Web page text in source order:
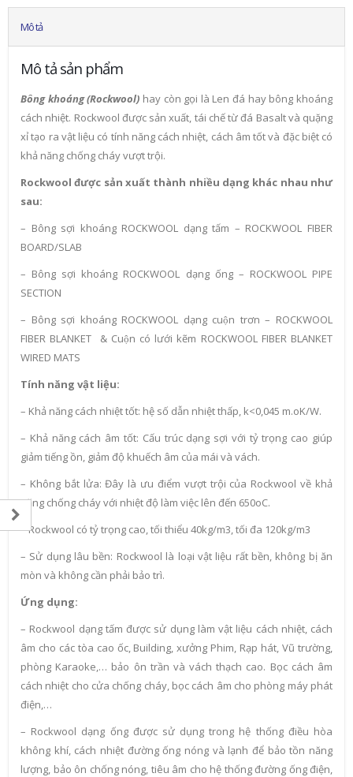
Mô tả
Mô tả sản phẩm
Bông khoáng (Rockwool) hay còn gọi là Len đá hay bông khoáng
cách nhiệt. Rockwool được sản xuất, tái chế từ đá Basalt và quặng
xỉ tạo ra vật liệu có tính năng cách nhiệt, cách âm tốt và đặc biệt có
khả năng chống cháy vượt trội.
Rockwool được sản xuất thành nhiều dạng khác nhau như
sau:
– Bông sợi khoáng ROCKWOOL dạng tấm – ROCKWOOL FIBER
BOARD/SLAB
– Bông sợi khoáng ROCKWOOL dạng ống – ROCKWOOL PIPE
SECTION
– Bông sợi khoáng ROCKWOOL dạng cuộn trơn – ROCKWOOL
FIBER BLANKET & Cuộn có lưới kẽm ROCKWOOL FIBER BLANKET
WIRED MATS
Tính năng vật liệu:
– Khả năng cách nhiệt tốt: hệ số dẫn nhiệt thấp, k<0,045 m.oK/W.
– Khả năng cách âm tốt: Cấu trúc dạng sợi với tỷ trọng cao giúp
giảm tiếng ồn, giảm độ khuếch âm của mái và vách.
– Không bắt lửa: Đây là ưu điểm vượt trội của Rockwool về khả
năng chống cháy với nhiệt độ làm việc lên đến 650oC.
– Rockwool có tỷ trọng cao, tối thiểu 40kg/m3, tối đa 120kg/m3
– Sử dụng lâu bền: Rockwool là loại vật liệu rất bền, không bị ăn
mòn và không cần phải bảo trì.
Ứng dụng:
– Rockwool dạng tấm được sử dụng làm vật liệu cách nhiệt, cách
âm cho các tòa cao ốc, Building, xưởng Phim, Rạp hát, Vũ trường,
phòng Karaoke,… bảo ôn trần và vách thạch cao. Bọc cách âm
cách nhiệt cho cửa chống cháy, bọc cách âm cho phòng máy phát
điện,…
– Rockwool dạng ống được sử dụng trong hệ thống điều hòa
không khí, cách nhiệt đường ống nóng và lạnh để bảo tồn năng
lượng, bảo ôn chống nóng, tiêu âm cho hệ thống đường ống điện,